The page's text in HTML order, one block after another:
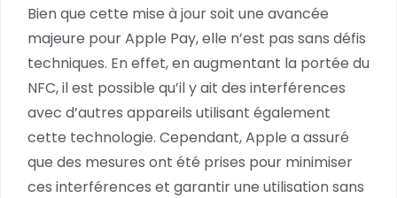
Bien que cette mise à jour soit une avancée
majeure pour Apple Pay, elle n’est pas sans défis
techniques. En effet, en augmentant la portée du
NFC, il est possible qu’il y ait des interférences
avec d’autres appareils utilisant également
cette technologie. Cependant, Apple a assuré
que des mesures ont été prises pour minimiser
ces interférences et garantir une utilisation sans